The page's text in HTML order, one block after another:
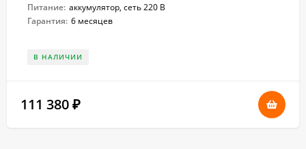
Питание: аккумулятор, сеть 220 В
Гарантия: 6 месяцев
В НАЛИЧИИ
111 380 ₽